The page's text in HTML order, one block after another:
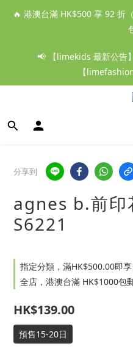
🔥 港澳台滿 HK$500 享 92 折
📢 【limekids 最新公告
【
分享到
agnes b.前印
S6221
指定分類，滿HK$500.00即
全店，港澳台滿 HK$1000包
HK$139.00
預售15-20日